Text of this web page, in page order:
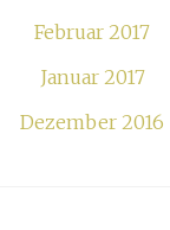
Februar 2017
Januar 2017
Dezember 2016